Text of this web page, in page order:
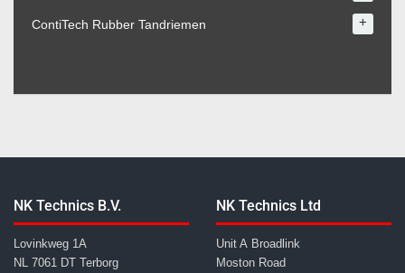
ContiTech Rubber Tandriemen +
NK Technics B.V.
Lovinkweg 1A
NL 7061 DT Terborg
NK Technics Ltd
Unit A Broadlink
Moston Road